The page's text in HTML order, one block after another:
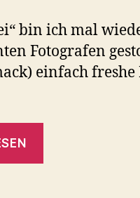
bin ich mal
Fotografen
einfach freshe